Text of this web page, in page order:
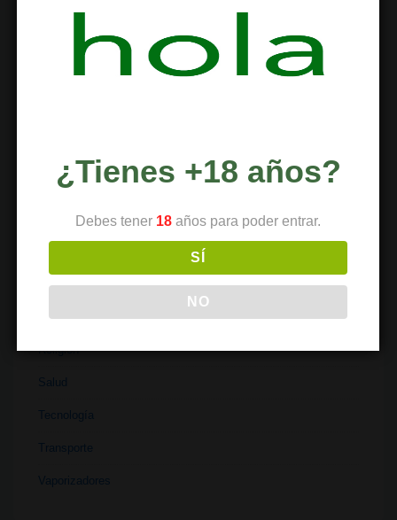
Materiales
Medicina
Políticas
Recetas
Religión
Salud
Tecnología
Transporte
Vaporizadores
¿Tienes +18 años?
Debes tener 18 años para poder entrar.
SÍ
NO